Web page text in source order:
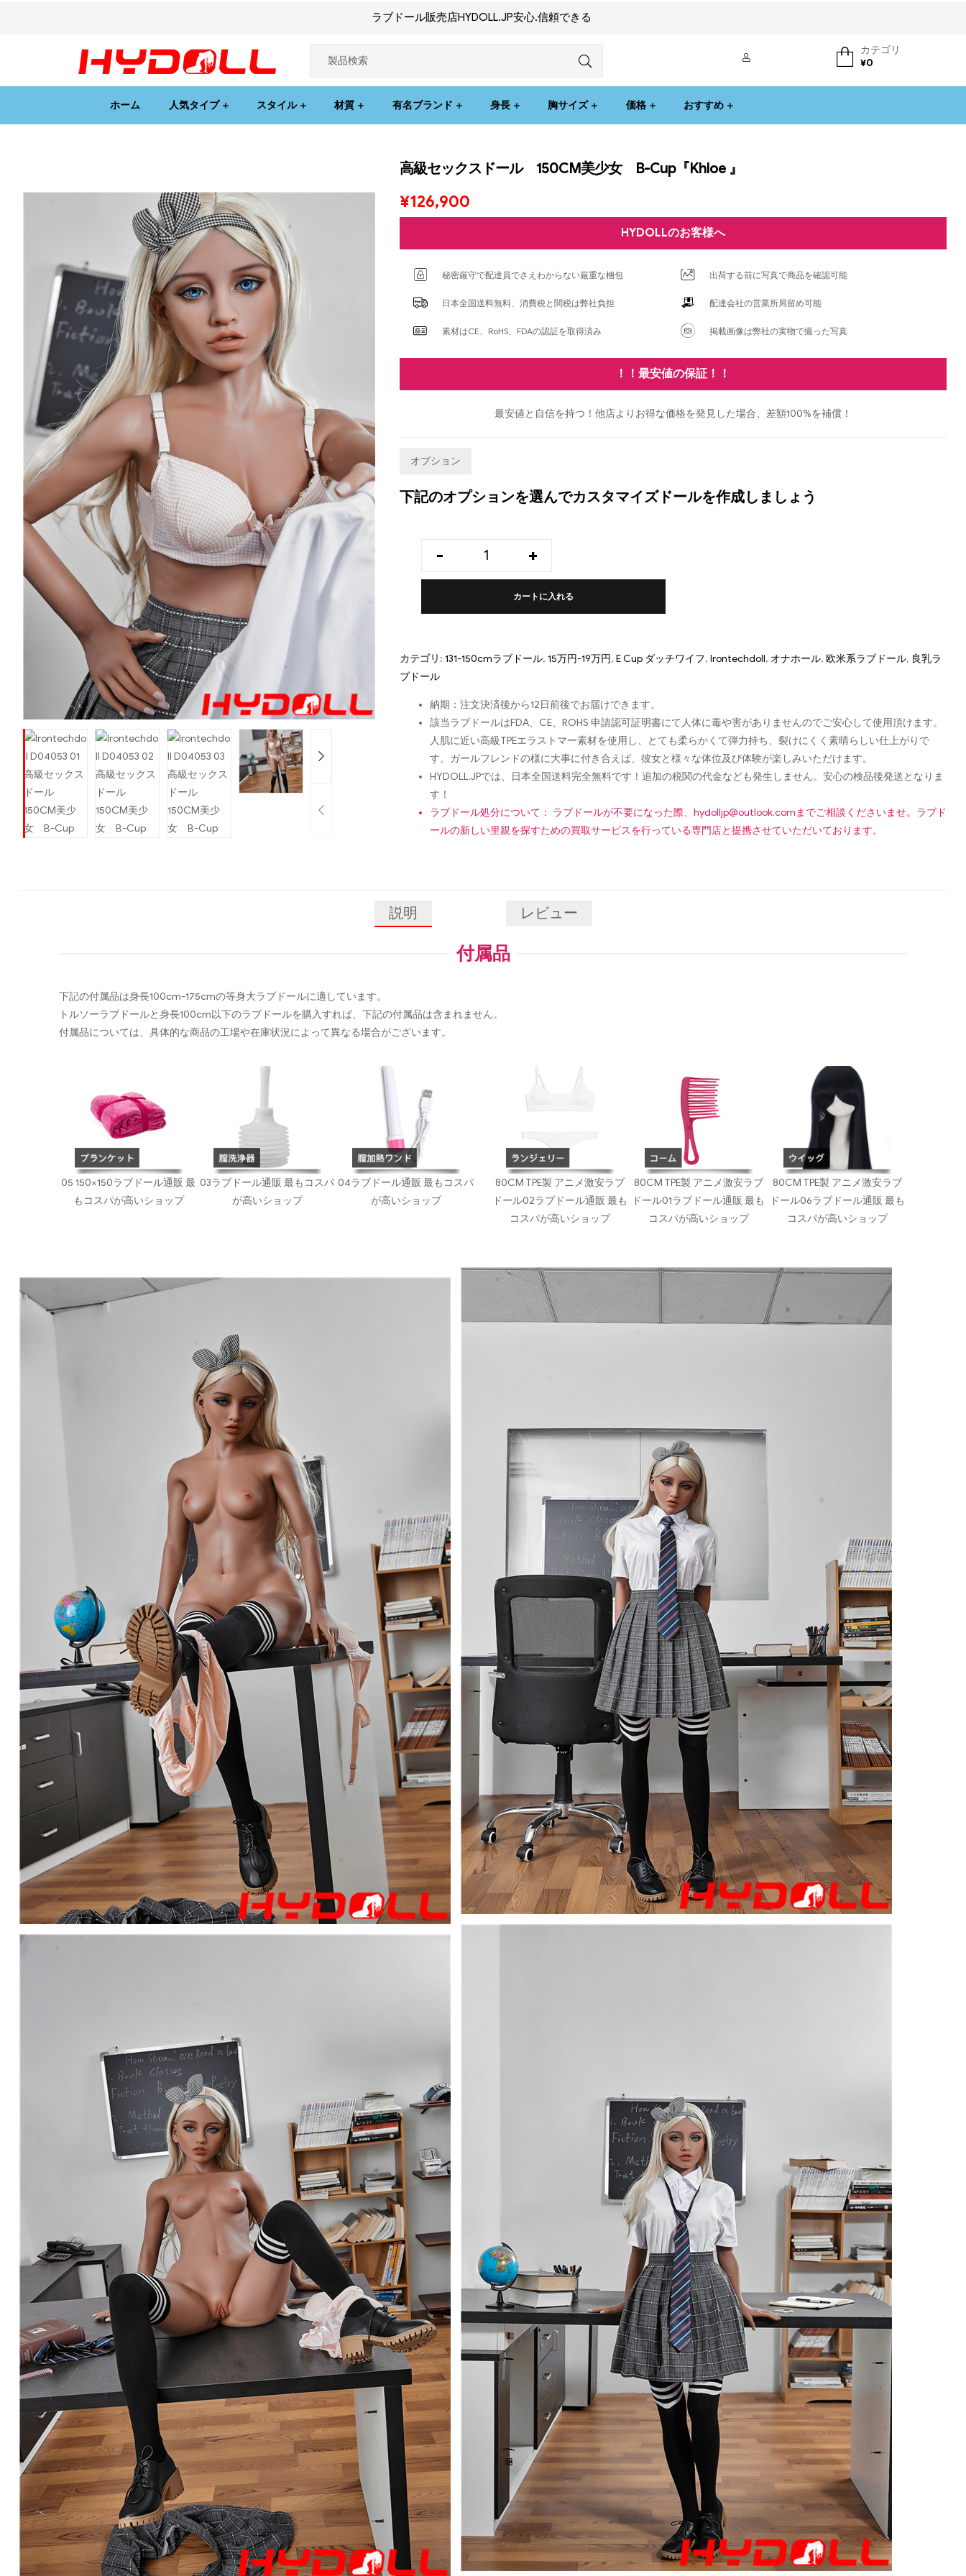
ラブドール販売店HYDOLL.JP安心.信頼できる
カテゴリ
¥0
ホーム 人気タイプ スタイル 材質 有名ブランド 身長 胸サイズ 価格 おすすめ
高級セックスドール 150CM美少女 B-Cup『Khloe 』
¥126,900
HYDOLLのお客様へ
秘密厳守で配達員でさえわからない厳重な梱包 出荷する前に写真で商品を確認可能
日本全国送料無料、消費税と関税は弊社負担 配達会社の営業所局留め可能
素材はCE、RoHS、FDAの認証を取得済み 掲載画像は弊社の実物で撮った写真
！！最安値の保証！！
最安値と自信を持つ！他店よりお得な価格を発見した場合、差額100%を補償！
オプション
下記のオプションを選んでカスタマイズドールを作成しましょう
- +
カートに入れる
カテゴリ: 131-150cmラブドール, 15万円-19万円, E Cup ダッチワイフ, Irontechdoll, オナホール, 欧米系ラブドール, 良乳ラ
ブドール
納期：注文決済後から12日前後でお届けできます。
該当ラブドールはFDA、CE、ROHS 申請認可証明書にて人体に毒や害がありませんのでご安心して使用頂けます。
人肌に近い高級TPEエラストマー素材を使用し、とても柔らかくて弾力持ち、裂けにくく素晴らしい仕上がりで
す。ガールフレンドの様に大事に付き合えば、彼女と様々な体位及び体験が楽しみいただけます。
HYDOLL.JPでは、日本全国送料完全無料です！追加の税関の代金なども発生しません。安心の検品後発送となりま
す！
ラブドール処分について： ラブドールが不要になった際、 hydolljp@outlook.comまでご相談くださいませ。ラブド
ールの新しい里親を探すための買取サービスを行っている専門店と提携させていただいております。
説明 レビュー
付属品
下記の付属品は身長100cm-175cmの等身大ラブドールに適しています。
トルソーラブドールと身長100cm以下のラブドールを購入すれば、下記の付属品は含まれません。
付属品については、具体的な商品の工場や在庫状況によって異なる場合がございます。
05 150×150ラブドール通販 最
もコスパが高いショップ
03ラブドール通販 最もコスパ
が高いショップ
04ラブドール通販 最もコスパ
が高いショップ
80CM TPE製 アニメ激安ラブ
ドール02ラブドール通販 最も
コスパが高いショップ
80CM TPE製 アニメ激安ラブ
ドール01ラブドール通販 最も
コスパが高いショップ
80CM TPE製 アニメ激安ラブ
ドール06ラブドール通販 最も
コスパが高いショップ